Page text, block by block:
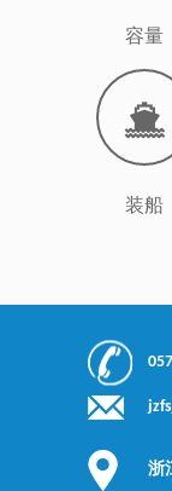
容量
装船
浙